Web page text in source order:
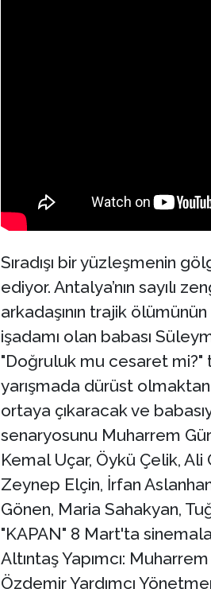
Sıradışı bir yüzleşmenin
ediyor. Antalya’nın sayılı
arkadaşının trajik
işadamı olan babası
"Doğruluk mu cesaret mi?"
yarışmada dürüst olmaktan
ortaya çıkaracak ve
senaryosunu Muharrem
Kemal Uçar, Öykü Çelik, Ali
Zeynep Elçin, İrfan
Gönen, Maria Sahakyan,
"KAPAN" 8 Mart'ta
Altıntaş Yapımcı:
Özdemir Yardımcı